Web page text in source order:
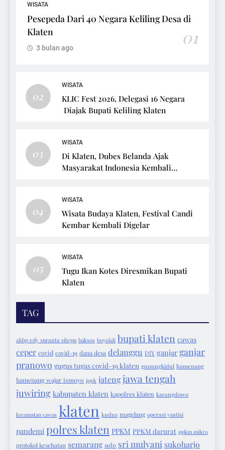
WISATA
Pesepeda Dari 40 Negara Keliling Desa di
Klaten
01
3 bulan ago
02
WISATA
KLIC Fest 2026, Delegasi 16 Negara
Diajak Bupati Keliling Klaten
03
WISATA
Di Klaten, Dubes Belanda Ajak
Masyarakat Indonesia Kembali
04
WISATA
Wisata Budaya Klaten, Festival Candi
Kembar Kembali Digelar
05
WISATA
Tugu Ikan Kotes Diresmikan Bupati
Klaten
TAG
akbp edy suranta sitepu baksos boyolali bupati klaten cawas
ceper covid covid-19 dana desa delanggu DIY ganjar ganjar
pranowo gugus tugas covid-19 klaten gunungkidul hamenang
hamenang wajar ismoyo ippk jatengjawa tengah
juwiring kabupaten klaten kapolres klaten karangdowo
kecamatan cawas klaten kudus magelang operasi yustisi
pandemi polres klaten PPKM PPKM darurat ppkm mikro
protokol kesehatan semarang solo sri mulyani sukoharjo